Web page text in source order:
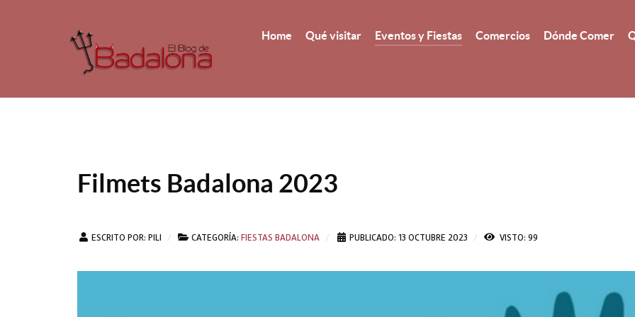
Home Qué visitar Eventos y Fiestas Comercios Dónde Comer
Filmets Badalona 2023
ESCRITO POR: PILI CATEGORÍA: FIESTAS BADALONA PUBLICADO: 13 OCTUBRE 2023 VISTO: 99